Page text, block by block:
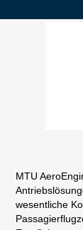
MTU
wesentliche